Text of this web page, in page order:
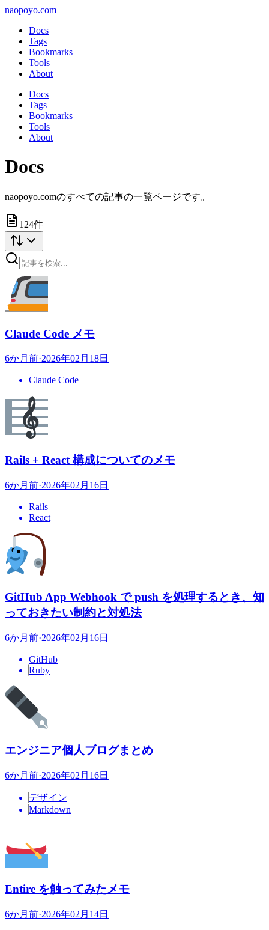
naopoyo.com
Docs
Tags
Bookmarks
Tools
About
Docs
Tags
Bookmarks
Tools
About
Docs
naopoyo.comのすべての記事の一覧ページです。
124件
Claude Code メモ
6か月前·2026年02月18日
Claude Code
Rails + React 構成についてのメモ
6か月前·2026年02月16日
Rails
React
GitHub App Webhook で push を処理するとき、知
っておきたい制約と対処法
6か月前·2026年02月16日
GitHub
Ruby
エンジニア個人ブログまとめ
6か月前·2026年02月16日
デザイン
Markdown
Entire を触ってみたメモ
6か月前·2026年02月14日